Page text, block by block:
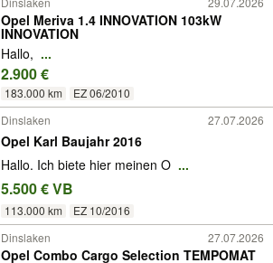
Opel Meriva 1.4 INNOVATION 103kW
INNOVATION
Hallo, ...
2.900 €
183.000 km EZ 06/2010
Dinslaken 27.07.2026
Opel Karl Baujahr 2016
Hallo. Ich biete hier meinen O ...
5.500 € VB
113.000 km EZ 10/2016
Dinslaken 27.07.2026
Opel Combo Cargo Selection TEMPOMAT